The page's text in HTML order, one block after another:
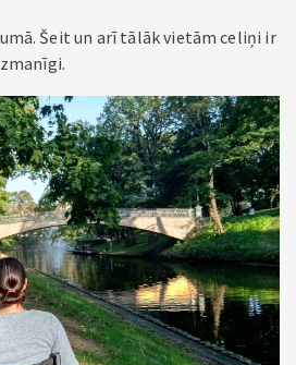
Šeit un arī tālāk vietām celiņi ir